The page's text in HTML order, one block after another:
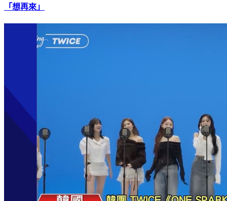
「想再來」